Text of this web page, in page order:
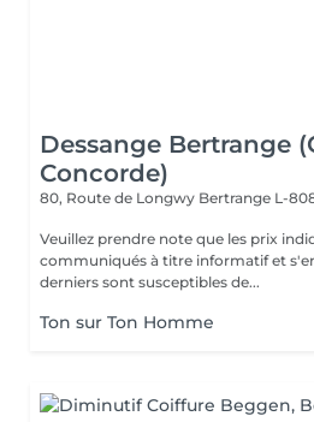
Dessange Bertrange
Concorde)
80, Route de Longwy Bertrange L-
Veuillez prendre note que les prix
communiqués à titre informatif et
derniers sont susceptibles de...
Ton sur Ton Homme